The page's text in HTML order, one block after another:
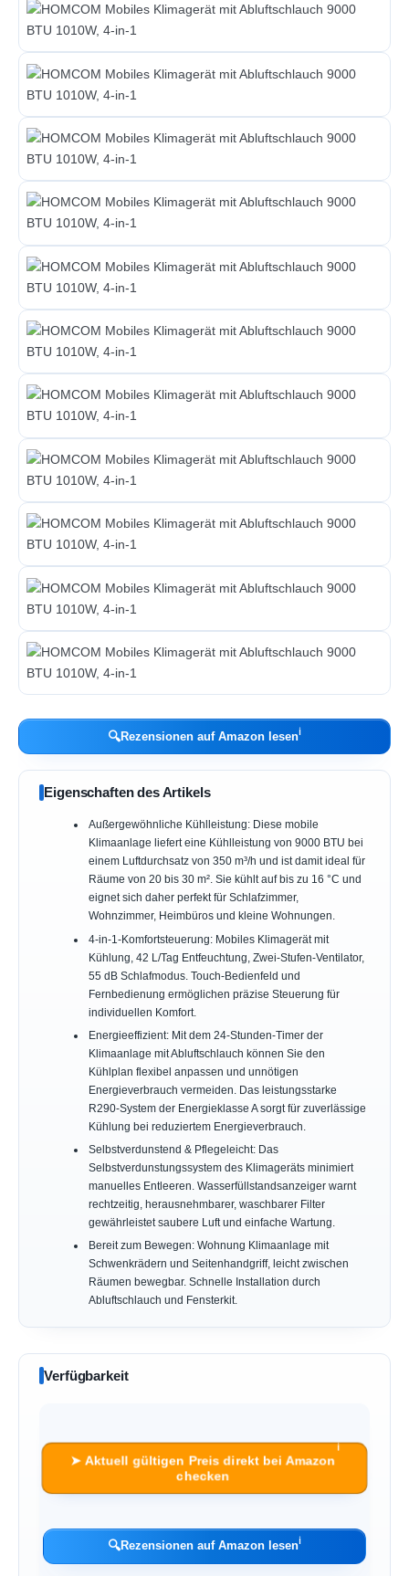
🔍Rezensionen auf Amazon lesenℹ︎
Eigenschaften des Artikels
Außergewöhnliche Kühlleistung: Diese mobile
Klimaanlage liefert eine Kühlleistung von 9000 BTU bei
einem Luftdurchsatz von 350 m³/h und ist damit ideal für
Räume von 20 bis 30 m². Sie kühlt auf bis zu 16 °C und
eignet sich daher perfekt für Schlafzimmer,
Wohnzimmer, Heimbüros und kleine Wohnungen.
4-in-1-Komfortsteuerung: Mobiles Klimagerät mit
Kühlung, 42 L/Tag Entfeuchtung, Zwei-Stufen-Ventilator,
55 dB Schlafmodus. Touch-Bedienfeld und
Fernbedienung ermöglichen präzise Steuerung für
individuellen Komfort.
Energieeffizient: Mit dem 24-Stunden-Timer der
Klimaanlage mit Abluftschlauch können Sie den
Kühlplan flexibel anpassen und unnötigen
Energieverbrauch vermeiden. Das leistungsstarke
R290-System der Energieklasse A sorgt für zuverlässige
Kühlung bei reduziertem Energieverbrauch.
Selbstverdunstend & Pflegeleicht: Das
Selbstverdunstungssystem des Klimageräts minimiert
manuelles Entleeren. Wasserfüllstandsanzeiger warnt
rechtzeitig, herausnehmbarer, waschbarer Filter
gewährleistet saubere Luft und einfache Wartung.
Bereit zum Bewegen: Wohnung Klimaanlage mit
Schwenkrädern und Seitenhandgriff, leicht zwischen
Räumen bewegbar. Schnelle Installation durch
Abluftschlauch und Fensterkit.
Verfügbarkeit
➤ Aktuell gültigen Preis direkt bei Amazon
checken
ℹ︎
🔍Rezensionen auf Amazon lesenℹ︎